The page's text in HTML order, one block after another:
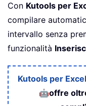
Con Kutools per
compilare
intervallo senza
funzionalità
Kutools per Excel
🤖offre